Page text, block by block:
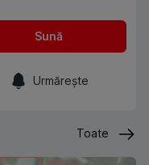
Sună
Urmărește
Toate